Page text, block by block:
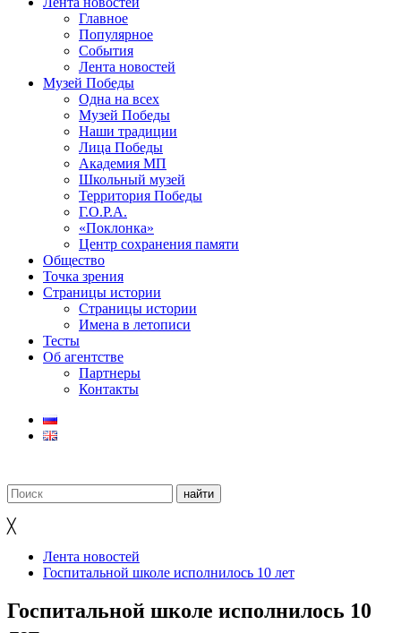
Главное
Популярное
События
Лента новостей
Музей Победы
Одна на всех
Музей Победы
Наши традиции
Лица Победы
Академия МП
Школьный музей
Территория Победы
Г.О.Р.А.
«Поклонка»
Центр сохранения памяти
Общество
Точка зрения
Страницы истории
Страницы истории
Имена в летописи
Тесты
Об агентстве
Партнеры
Контакты
╳
Лента новостей
Госпитальной школе исполнилось 10 лет
Госпитальной школе исполнилось 10